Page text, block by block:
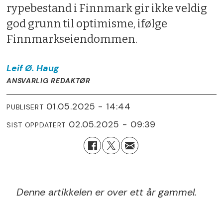
rypebestand i Finnmark gir ikke veldig
god grunn til optimisme, ifølge
Finnmarkseiendommen.
Leif Ø. Haug
ANSVARLIG REDAKTØR
PUBLISERT 01.05.2025 - 14:44
SIST OPPDATERT 02.05.2025 - 09:39
Denne artikkelen er over ett år gammel.